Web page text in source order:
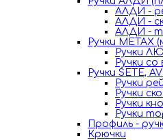
АЛДИ -
АЛДИ -
АЛДИ -
Ручки METAX
Ручки
Ручки
Ручки SETE,
Ручки
Ручки
Ручки
Ручки
Профиль -
Крючки